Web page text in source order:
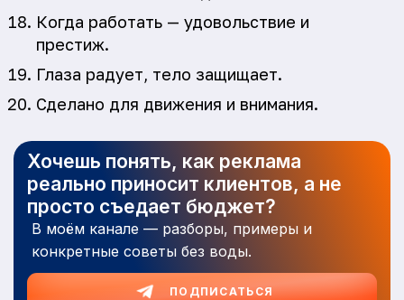
Когда работать — удовольствие и
престиж.
Глаза радует, тело защищает.
Сделано для движения и внимания.
Хочешь понять, как реклама
реально приносит клиентов, а не
просто съедает бюджет?
В моём канале — разборы, примеры и
конкретные советы без воды.
ПОДПИСАТЬСЯ